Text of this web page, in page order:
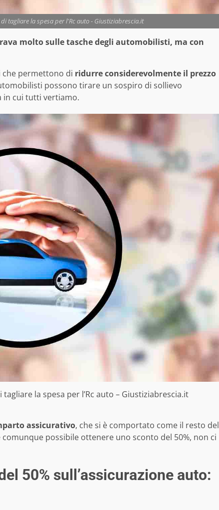
tagliare la spesa per l'Rc auto - Giustiziabrescia.it
molto sulle tasche degli automobilisti, ma con
che permettono di ridurre considerevolmente il prezzo
possono tirare un sospiro di sollievo
in cui tutti vertiamo.
la spesa per l’Rc auto – Giustiziabrescia.it
assicurativo, che si è comportato come il resto del
possibile ottenere uno sconto del 50%, non ci
50% sull’assicurazione auto: